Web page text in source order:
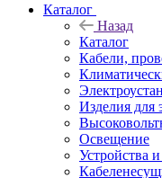
Каталог
Назад
Каталог
Кабели,
Изделия для
Освещение
Устройства